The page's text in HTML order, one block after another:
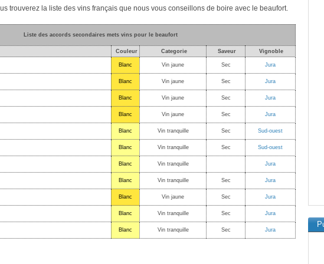
trouverez la liste des vins français que nous vous conseillons de boire avec le beaufort.
Liste des accords secondaires mets vins pour le beaufort
Couleur Categorie Saveur Vignoble
Blanc Vin jaune Sec Jura
Blanc Vin jaune Sec Jura
Blanc Vin jaune Sec Jura
Blanc Vin jaune Sec Jura
Blanc Vin tranquille Sec Sud-ouest
Blanc Vin tranquille Sec Sud-ouest
Blanc Vin tranquille Jura
Blanc Vin tranquille Sec Jura
Blanc Vin jaune Sec Jura
Blanc Vin tranquille Sec Jura
Blanc Vin tranquille Sec Jura